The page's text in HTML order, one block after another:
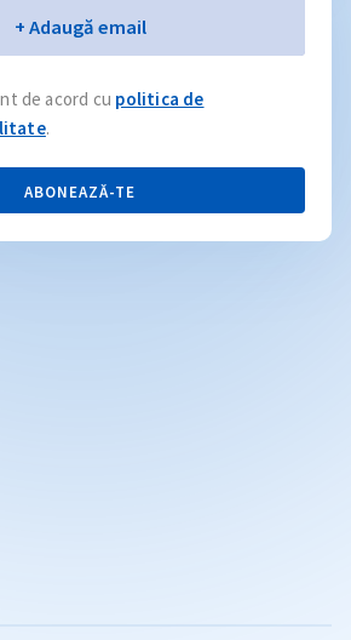
+ Adaugă email
de acord cu politica de
.
ABONEAZĂ-TE